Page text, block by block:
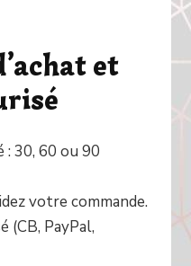
et
: 30, 60 ou 90
votre commande.
(CB, PayPal,